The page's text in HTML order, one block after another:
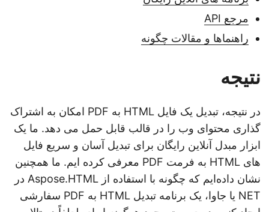
مرجع API
راهنماها و مقالات چگونه
نتیجه
در نتیجه، تبدیل یک فایل HTML به PDF امکان به اشتراک
گذاری محتوای وب را در قالب قابل حمل می دهد. ما یک
ابزار مبدل آنلاین رایگان برای تبدیل آسان و سریع فایل
های HTML به فرمت PDF معرفی کرده ایم. ما همچنین
نشان داده‌ایم که چگونه با استفاده از Aspose.HTML در
NET یا جاوا، یک برنامه تبدیل HTML به PDF سفارشی